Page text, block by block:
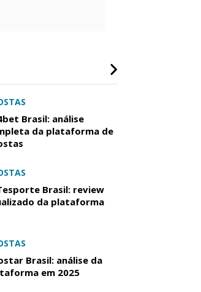
Brasil: análise
da plataforma de
Brasil: review
da plataforma
Brasil: análise da
em 2025